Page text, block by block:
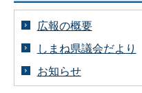
広報の概要
しまね県議会だより
お知らせ